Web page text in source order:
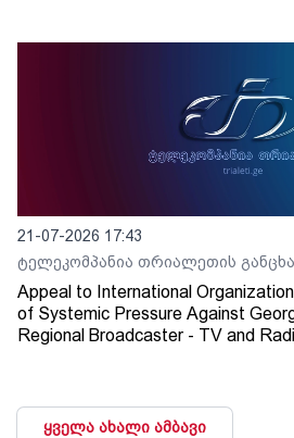
21-07-2026 17:43
ტელეკომპანია თრიალეთის
Appeal to International
of Systemic Pressure Against
Regional Broadcaster - TV and
ყველა ახალი ამბავი